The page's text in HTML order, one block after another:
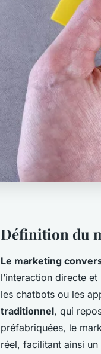
Définition du
Le marketing
l’interaction directe
les chatbots ou les
traditionnel, qui
préfabriquées, le
réel, facilitant ainsi